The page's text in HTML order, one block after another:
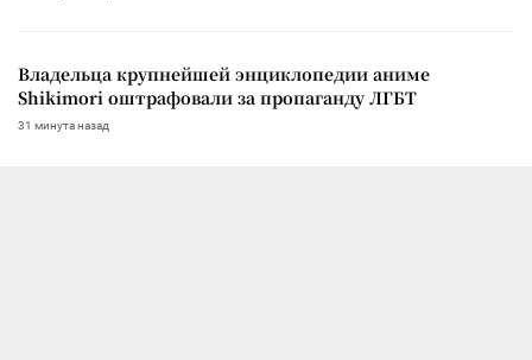
Владельца крупнейшей энциклопедии аниме
Shikimori оштрафовали за пропаганду ЛГБТ
31 минута назад